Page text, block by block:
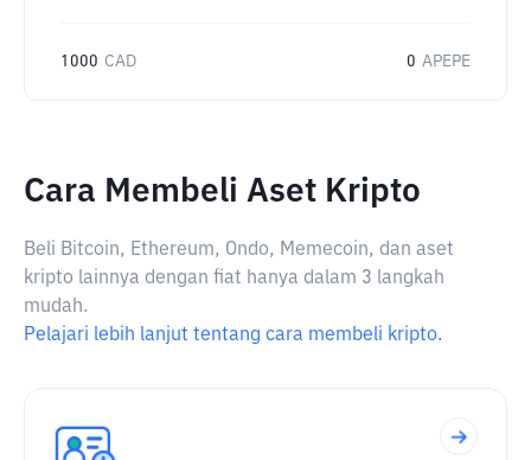
1000 CAD 0 APEPE
Cara Membeli Aset Kripto
Beli Bitcoin, Ethereum, Ondo, Memecoin, dan aset
kripto lainnya dengan fiat hanya dalam 3 langkah
mudah.
Pelajari lebih lanjut tentang cara membeli kripto.